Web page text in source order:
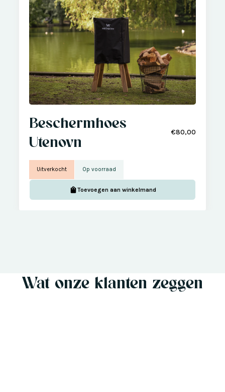
Beschermhoes
Utenovn
€80,00
Uitverkocht Op voorraad
Toevoegen aan winkelmand
Wat onze klanten zeggen